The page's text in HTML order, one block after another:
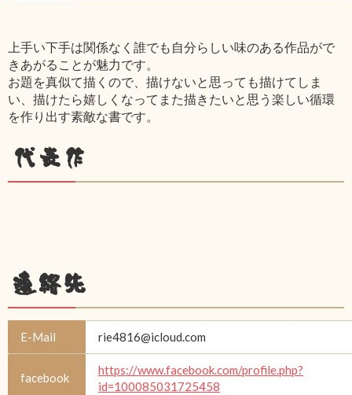
上手い下手は関係なく誰でも自分らしい味のある作品がで
きあがることが魅力です。
お題を真似て描くので、描けないと思っても描けてしま
い、描けたら嬉しくなってまた描きたいと思う楽しい循環
を作り出す素敵な書です。
代表作
連絡先
E-Mail rie4816@icloud.com
facebook
https://www.facebook.com/profile.php?
id=100085031725458